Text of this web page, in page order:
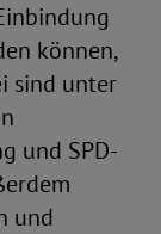
können,
sind unter
und SPD-
und